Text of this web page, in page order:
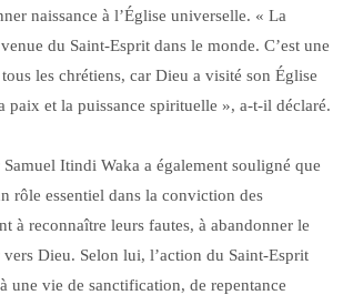
naissance à l’Église universelle. « La
du Saint-Esprit dans le monde. C’est une
les chrétiens, car Dieu a visité son Église
paix et la puissance spirituelle », a-t-il déclaré.
Samuel Itindi Waka a également souligné que
rôle essentiel dans la conviction des
à reconnaître leurs fautes, à abandonner le
vers Dieu. Selon lui, l’action du Saint-Esprit
une vie de sanctification, de repentance